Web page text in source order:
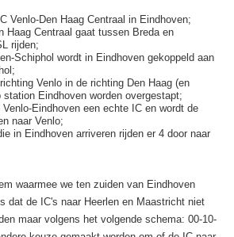
Venlo-Den Haag Centraal in Eindhoven;
Haag Centraal gaat tussen Breda en
rijden;
Schiphol wordt in Eindhoven gekoppeld aan
Venlo in de richting Den Haag (en
station Eindhoven worden overgestapt;
Eindhoven een echte IC en wordt de
naar Venlo;
in Eindhoven arriveren rijden er 4 door naar
waarmee we ten zuiden van Eindhoven
dat de IC's naar Heerlen en Maastricht niet
maar volgens het volgende schema: 00-10-